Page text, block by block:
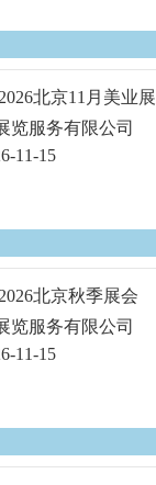
北京11月美业展
览服务有限公司
11-15
北京秋季展会
览服务有限公司
11-15